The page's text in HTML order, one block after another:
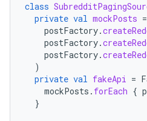
class
private val mockPosts =
postFactory.
postFactory.
postFactory.
)
private val fakeApi =
mockPosts . forEach {
}